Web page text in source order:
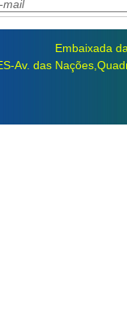
Embaixada
Av. das